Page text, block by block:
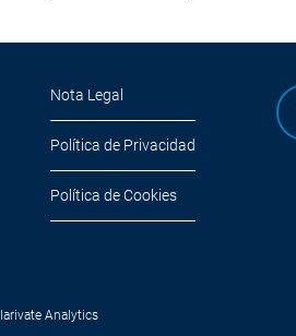
Nota Legal
Política de Privacidad
Política de Cookies
Analytics